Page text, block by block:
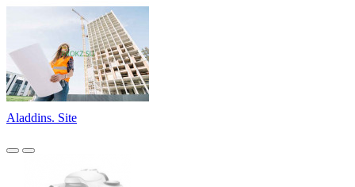
Aladdins. Site